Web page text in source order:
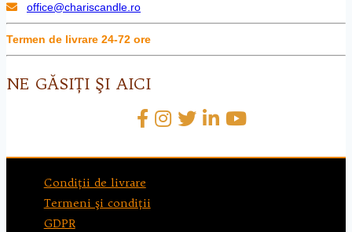
office@chariscandle.ro
Termen de livrare 24-72 ore
NE GĂSIŢI ŞI AICI
Condiţii de livrare
Termeni şi condiţii
GDPR